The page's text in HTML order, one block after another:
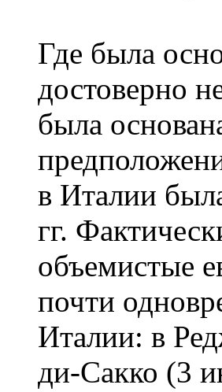
Где была
достоверно
была
в Италии
гг.
объемистые
почти
Италии: в
ди-Сакко (3